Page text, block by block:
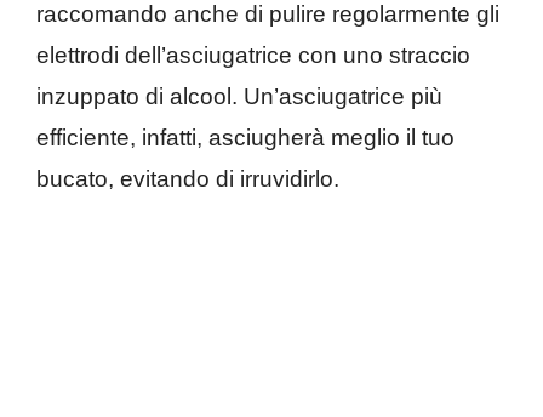
raccomando anche di pulire regolarmente gli
elettrodi dell’asciugatrice con uno straccio
inzuppato di alcool. Un’asciugatrice più
efficiente, infatti, asciugherà meglio il tuo
bucato, evitando di irruvidirlo.